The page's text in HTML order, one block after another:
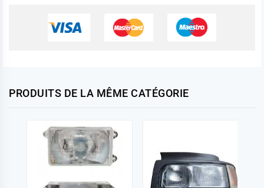
PRODUITS DE LA MÊME CATÉGORIE